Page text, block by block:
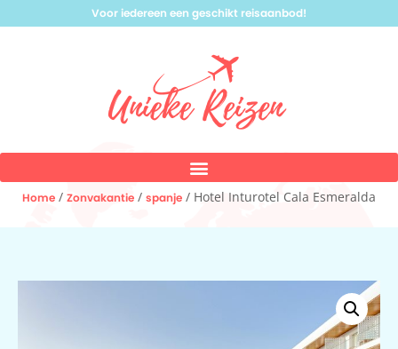
Voor iedereen een geschikt reisaanbod!
Home / Zonvakantie / spanje / Hotel Inturotel Cala Esmeralda